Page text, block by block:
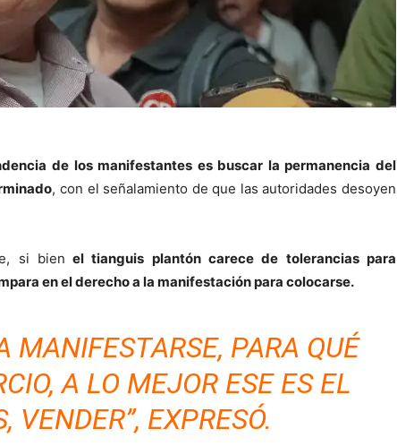
de los manifestantes es buscar la permanencia del
, con el señalamiento de que las autoridades desoyen
si bien el tianguis plantón carece de tolerancias para
en el derecho a la manifestación para colocarse.
MANIFESTARSE, PARA QUÉ
A LO MEJOR ESE ES EL
VENDER”, EXPRESÓ.